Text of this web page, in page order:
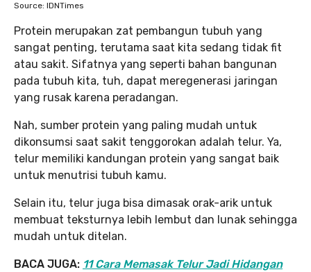
Source: IDNTimes
Protein merupakan zat pembangun tubuh yang
sangat penting, terutama saat kita sedang tidak fit
atau sakit. Sifatnya yang seperti bahan bangunan
pada tubuh kita, tuh, dapat meregenerasi jaringan
yang rusak karena peradangan.
Nah, sumber protein yang paling mudah untuk
dikonsumsi saat sakit tenggorokan adalah telur. Ya,
telur memiliki kandungan protein yang sangat baik
untuk menutrisi tubuh kamu.
Selain itu, telur juga bisa dimasak orak-arik untuk
membuat teksturnya lebih lembut dan lunak sehingga
mudah untuk ditelan.
BACA JUGA: 11 Cara Memasak Telur Jadi Hidangan